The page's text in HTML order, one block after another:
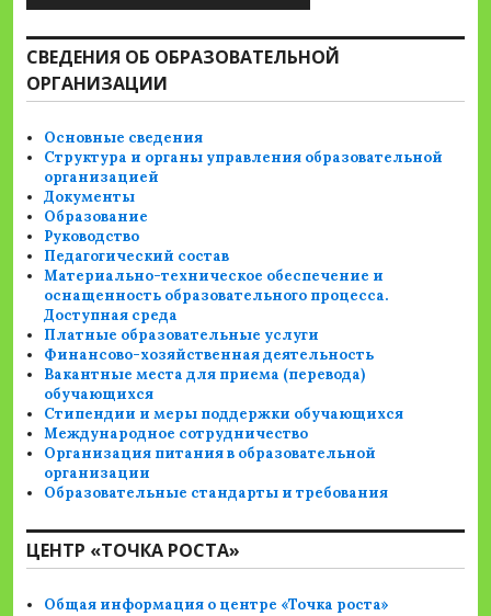
СВЕДЕНИЯ ОБ ОБРАЗОВАТЕЛЬНОЙ
ОРГАНИЗАЦИИ
Основные сведения
Структура и органы управления образовательной
организацией
Документы
Образование
Руководство
Педагогический состав
Материально-техническое обеспечение и
оснащенность образовательного процесса.
Доступная среда
Платные образовательные услуги
Финансово-хозяйственная деятельность
Вакантные места для приема (перевода)
обучающихся
Стипендии и меры поддержки обучающихся
Международное сотрудничество
Организация питания в образовательной
организации
Образовательные стандарты и требования
ЦЕНТР «ТОЧКА РОСТА»
Общая информация о центре «Точка роста»